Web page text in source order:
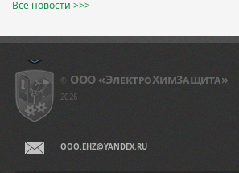
Все новости >>>
© ООО «ЭлeктpoXим3aщитa»,
2026
OOO.EHZ@YANDEX.RU